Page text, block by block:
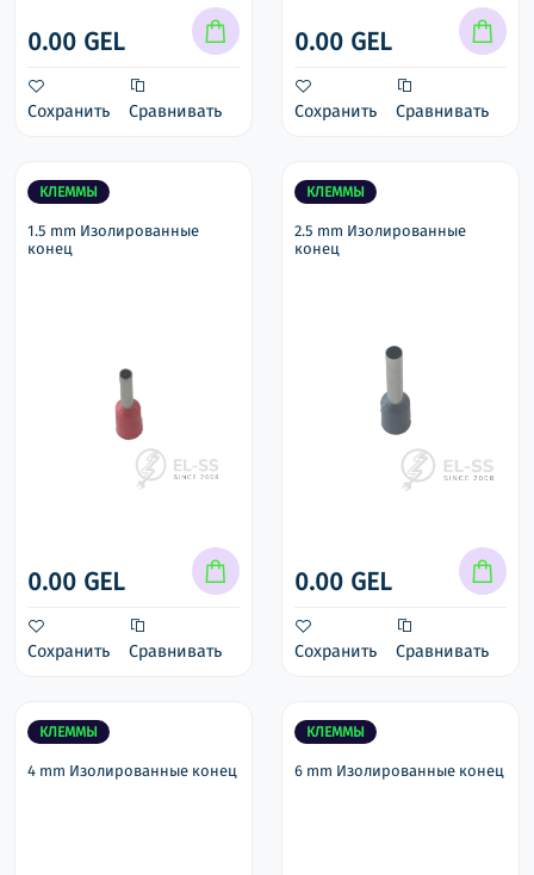
0.00 GEL
Сохранить Сравнивать
0.00 GEL
Сохранить Сравнивать
КЛЕММЫ
1.5 mm Изолированные
конец
0.00 GEL
Сохранить Сравнивать
КЛЕММЫ
2.5 mm Изолированные
конец
0.00 GEL
Сохранить Сравнивать
КЛЕММЫ
4 mm Изолированные конец
КЛЕММЫ
6 mm Изолированные конец